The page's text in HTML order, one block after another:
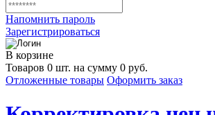
Напомнить пароль
Зарегистрироваться
В корзине
Товаров 0 шт. на сумму 0 руб.
Отложенные товары Оформить заказ